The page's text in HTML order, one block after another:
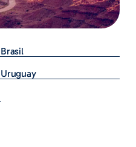
Brasil
Uruguay